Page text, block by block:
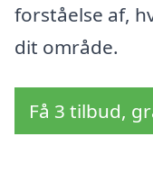
forståelse af,
dit område.
Få 3 tilbud,